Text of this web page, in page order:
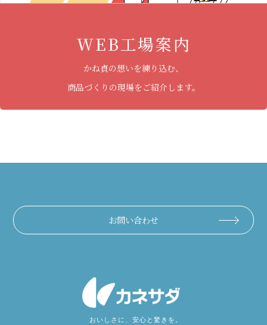
WEB工場案内
かね貞の想いを練り込む、
商品づくりの現場をご紹介します。
お問い合わせ